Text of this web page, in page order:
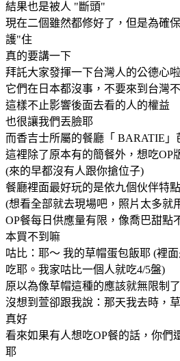
結果也是被人 "斷頭"
現在二個雖然都修好了，但是為確
護"住
真的要講一下
拜託大家發揮一下台灣人的公德心啦
它們在日本都沒事，不要來到台灣
這樣不止影響後面去看的人的權益
也很讓我們丟臉耶
而香吉士所屬的餐廳「 BARATIE
這裡除了原本有的簡餐外，想吃OP
(來的早都沒有人跟你搶位子)
餐廳裡面最好玩的是依九個伙伴特
(想看全部就去現場吧，照片太多就
OP餐每日供應量有限，像喬巴甜點
本買不到嘛
咕比：耶～ 我的草帽蛋包飯耶 (裡
吃耶。我家咕比一個人就吃4/5盤)
原以為像草帽這種的應該就無限制了
沒想到萱卻跟我說：那天我去時，
真好
看來如果有人想吃OP餐的話，你們
耶